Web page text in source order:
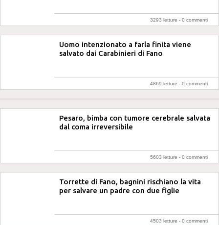
3293 letture - 0 commenti
Uomo intenzionato a farla finita viene
salvato dai Carabinieri di Fano
4869 letture - 0 commenti
Pesaro, bimba con tumore cerebrale salvata
dal coma irreversibile
5603 letture - 0 commenti
Torrette di Fano, bagnini rischiano la vita
per salvare un padre con due figlie
4503 letture - 0 commenti